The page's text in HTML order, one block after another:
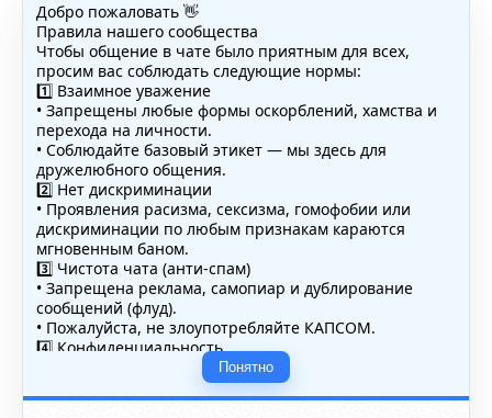
Добро пожаловать 👋
Правила нашего сообщества
Чтобы общение в чате было приятным для всех,
просим вас соблюдать следующие нормы:
1️⃣ Взаимное уважение
• Запрещены любые формы оскорблений, хамства и
перехода на личности.
• Соблюдайте базовый этикет — мы здесь для
дружелюбного общения.
2️⃣ Нет дискриминации
• Проявления расизма, сексизма, гомофобии или
дискриминации по любым признакам караются
мгновенным баном.
3️⃣ Чистота чата (анти-спам)
• Запрещена реклама, самопиар и дублирование
сообщений (флуд).
• Пожалуйста, не злоупотребляйте КАПСОМ.
4️⃣ Конфиденциальность
• Не публикуйте личные данные — свои или чужие
(телефоны, адреса, документы).
5️⃣ Уместность контента
Понятно